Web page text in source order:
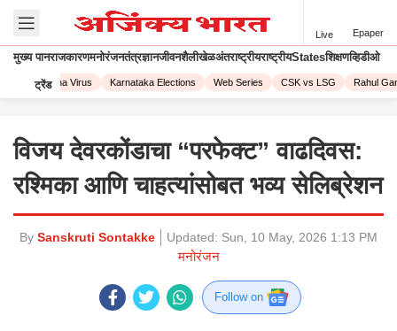
Live Epaper
मुख्य पानराजकारणमनोरंजनतंत्रज्ञानजीवनशैलीखेळअंतराष्ट्रीयराष्ट्रीयStatesशिक्षणव्हिडीओ
ट्रेंड
Corona Virus Karnataka Elections Web Series CSK vs LSG Rahul
विजय देवरकोंडाचा “परफेक्ट” वाढदिवस:
रश्मिका आणि चाहत्यांसोबत भव्य सेलिब्रेशन
By Sanskruti Sontakke Updated: Sun, 10 May, 2026 1:13 PM
मनोरंजन
Follow on